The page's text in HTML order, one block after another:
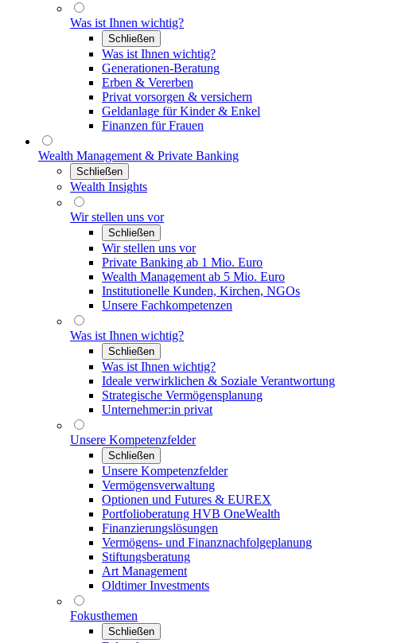
Was ist Ihnen wichtig?
Schließen
Was ist Ihnen wichtig?
Generationen-Beratung
Erben & Vererben
Privat vorsorgen & versichern
Geldanlage für Kinder & Enkel
Finanzen für Frauen
Wealth Management & Private Banking
Schließen
Wealth Insights
Wir stellen uns vor
Schließen
Wir stellen uns vor
Private Banking ab 1 Mio. Euro
Wealth Management ab 5 Mio. Euro
Institutionelle Kunden, Kirchen, NGOs
Unsere Fachkompetenzen
Was ist Ihnen wichtig?
Schließen
Was ist Ihnen wichtig?
Ideale verwirklichen & Soziale Verantwortung
Strategische Vermögensplanung
Unternehmer:in privat
Unsere Kompetenzfelder
Schließen
Unsere Kompetenzfelder
Vermögensverwaltung
Optionen und Futures & EUREX
Portfolioberatung HVB OneWealth
Finanzierungslösungen
Vermögens- und Finanznachfolgeplanung
Stiftungsberatung
Art Management
Oldtimer Investments
Fokusthemen
Schließen